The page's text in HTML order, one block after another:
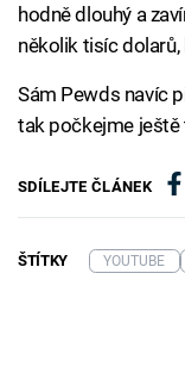
hodně dlouhý a
několik tisíc dolarů,
Sám Pewds navíc
tak počkejme ještě
SDÍLEJTE ČLÁNEK
ŠTÍTKY YOUTUBE